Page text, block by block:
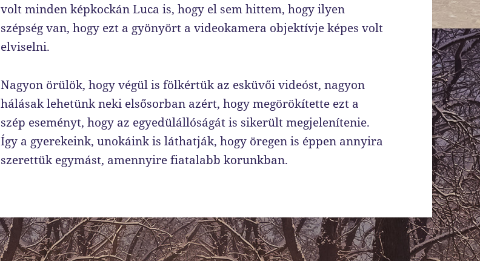
volt minden képkockán Luca is, hogy el sem hittem, hogy ilyen
szépség van, hogy ezt a gyönyört a videokamera objektívje képes volt
elviselni.
Nagyon örülök, hogy végül is fölkértük az esküvői videóst, nagyon
hálásak lehetünk neki elsősorban azért, hogy megörökítette ezt a
szép eseményt, hogy az egyedülállóságát is sikerült megjelenítenie.
Így a gyerekeink, unokáink is láthatják, hogy öregen is éppen annyira
szerettük egymást, amennyire fiatalabb korunkban.